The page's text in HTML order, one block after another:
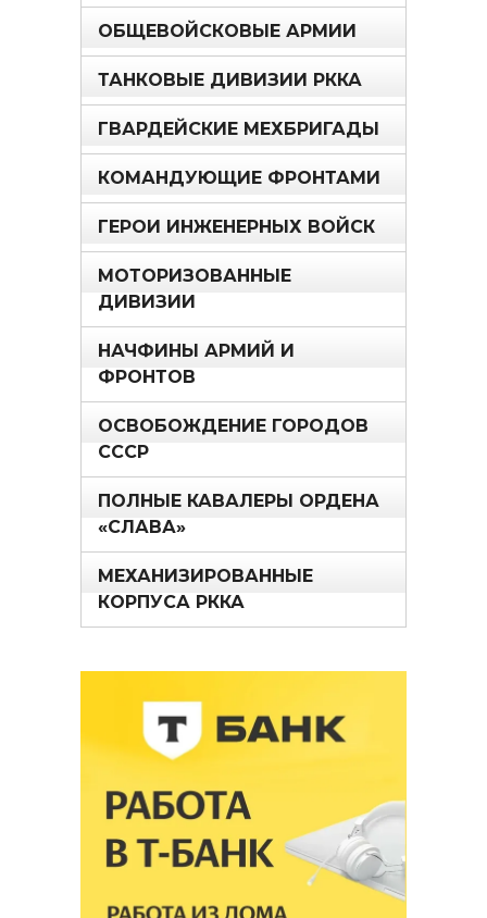
ОБЩЕВОЙСКОВЫЕ АРМИИ
ТАНКОВЫЕ ДИВИЗИИ РККА
ГВАРДЕЙСКИЕ МЕХБРИГАДЫ
КОМАНДУЮЩИЕ ФРОНТАМИ
ГЕРОИ ИНЖЕНЕРНЫХ ВОЙСК
МОТОРИЗОВАННЫЕ
ДИВИЗИИ
НАЧФИНЫ АРМИЙ И
ФРОНТОВ
ОСВОБОЖДЕНИЕ ГОРОДОВ
СССР
ПОЛНЫЕ КАВАЛЕРЫ ОРДЕНА
«СЛАВА»
МЕХАНИЗИРОВАННЫЕ
КОРПУСА РККА